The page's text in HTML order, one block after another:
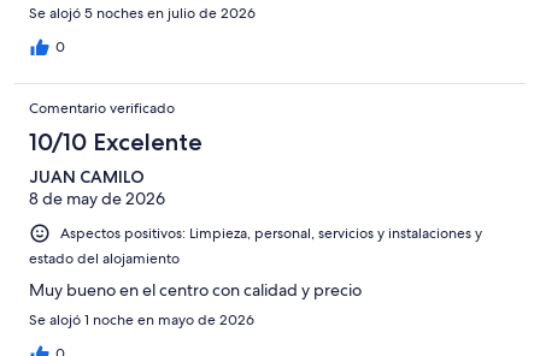
Se alojó 5 noches en julio de 2026
0
Comentario verificado
10/10 Excelente
JUAN CAMILO
8 de may de 2026
Aspectos positivos: Limpieza, personal, servicios y instalaciones y
estado del alojamiento
Muy bueno en el centro con calidad y precio
Se alojó 1 noche en mayo de 2026